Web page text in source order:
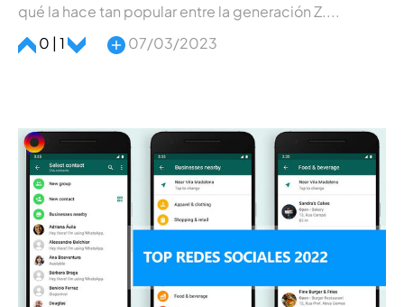
qué la hace tan popular entre la generación Z....
0 | 1
07/03/2023